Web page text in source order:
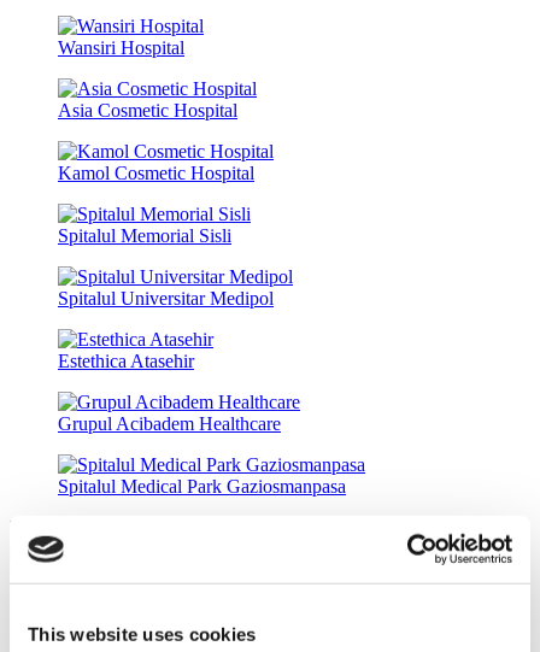
This website uses cookies
Wansiri Hospital
Asia Cosmetic Hospital
Kamol Cosmetic Hospital
Spitalul Memorial Sisli
Spitalul Universitar Medipol
Estethica Atasehir
Grupul Acibadem Healthcare
Spitalul Medical Park Gaziosmanpasa
Mexico Bariatric Center
Obțineți o ofertă
MIRAC SARA TOURISM, o agenție de turism din Grupa A